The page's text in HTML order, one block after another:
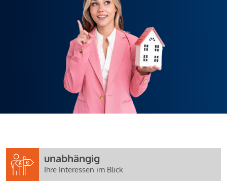
unabhängig
Ihre Interessen im Blick